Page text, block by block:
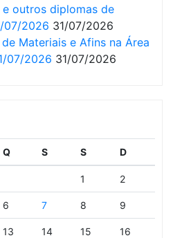
outros diplomas de
07/2026 31/07/2026
Materiais e Afins na Área
07/2026 31/07/2026
Q S S D
1 2
6 7 8 9
13 14 15 16